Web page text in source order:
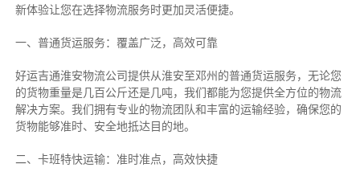
新体验让您在选择物流服务时更加灵活便捷。
一、普通货运服务：覆盖广泛，高效可靠
好运吉通淮安物流公司提供从淮安至邓州的普通货运服务，无论您
的货物重量是几百公斤还是几吨，我们都能为您提供全方位的物流
解决方案。我们拥有专业的物流团队和丰富的运输经验，确保您的
货物能够准时、安全地抵达目的地。
二、卡班特快运输：准时准点，高效快捷